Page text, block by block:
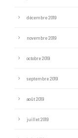
décembre 2019
novembre 2019
octobre 2019
septembre 2019
août 2019
juillet 2019